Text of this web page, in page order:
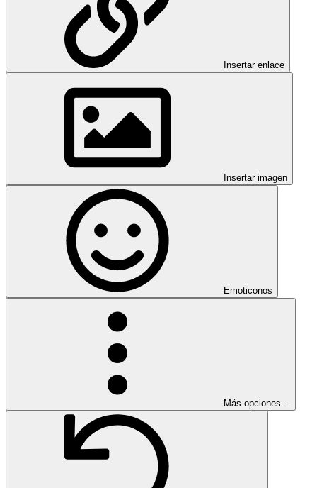
Insertar enlace
Insertar imagen
Emoticonos
Más opciones…